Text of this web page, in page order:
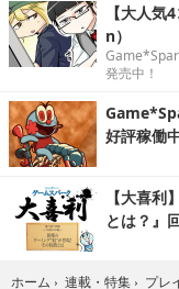
【大人
n）
発売中！
好評稼働
【大喜利
とは？』
ホーム › 連載・特集 › プレ